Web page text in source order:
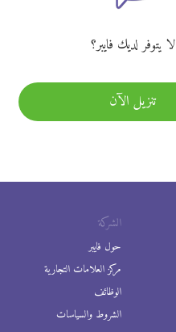
لا يتوفر لديك فايبر؟
تنزيل الآن
الشركة
حول فايبر
مركز العلامات التجارية
الوظائف
الشروط والسياسات